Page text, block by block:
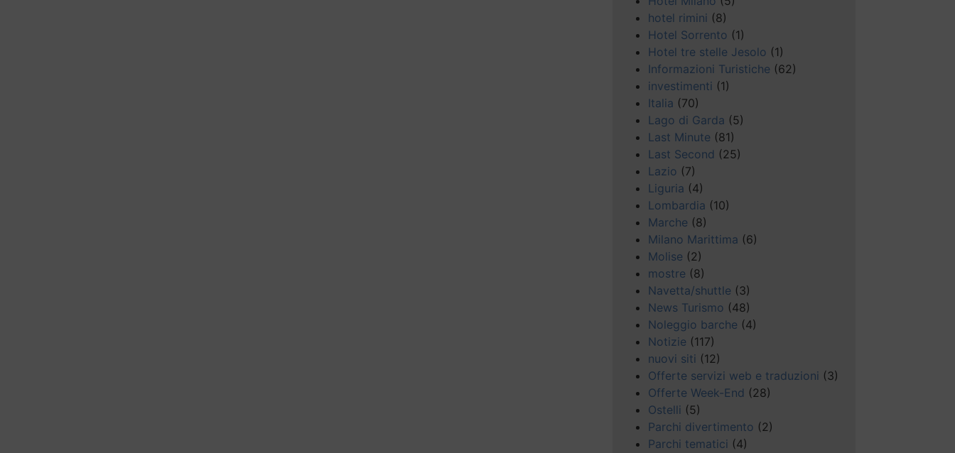
hotel rimini (8)
Hotel Sorrento (1)
Hotel tre stelle Jesolo (1)
Informazioni Turistiche (62)
investimenti (1)
Italia (70)
Lago di Garda (5)
Last Minute (81)
Last Second (25)
Lazio (7)
Liguria (4)
Lombardia (10)
Marche (8)
Milano Marittima (6)
Molise (2)
mostre (8)
Navetta/shuttle (3)
News Turismo (48)
Noleggio barche (4)
Notizie (117)
nuovi siti (12)
Offerte servizi web e traduzioni (3)
Offerte Week-End (28)
Ostelli (5)
Parchi divertimento (2)
Parchi tematici (4)